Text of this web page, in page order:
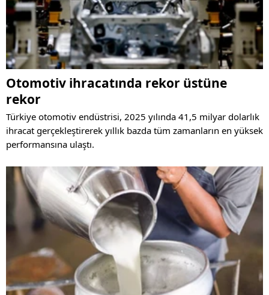
Otomotiv ihracatında rekor üstüne
rekor
Türkiye otomotiv endüstrisi, 2025 yılında 41,5 milyar dolarlık
ihracat gerçekleştirerek yıllık bazda tüm zamanların en yüksek
performansına ulaştı.